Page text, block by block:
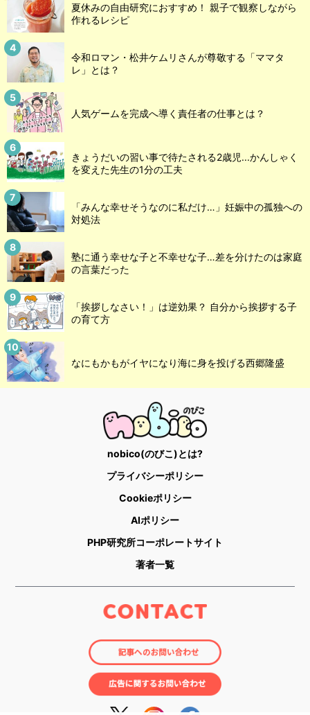
夏休みの自由研究におすすめ！ 親子で観察しながら
作れるレシピ
令和ロマン・松井ケムリさんが尊敬する「ママタ
レ」とは？
人気ゲームを完成へ導く責任者の仕事とは？
きょうだいの習い事で待たされる2歳児...かんしゃく
を変えた先生の1分の工夫
「みんな幸せそうなのに私だけ…」妊娠中の孤独への
対処法
塾に通う幸せな子と不幸せな子…差を分けたのは家庭
の言葉だった
「挨拶しなさい！」は逆効果？ 自分から挨拶する子
の育て方
なにもかもがイヤになり海に身を投げる西郷隆盛
nobico(のびこ)とは?
プライバシーポリシー
Cookieポリシー
AIポリシー
PHP研究所コーポレートサイト
著者一覧